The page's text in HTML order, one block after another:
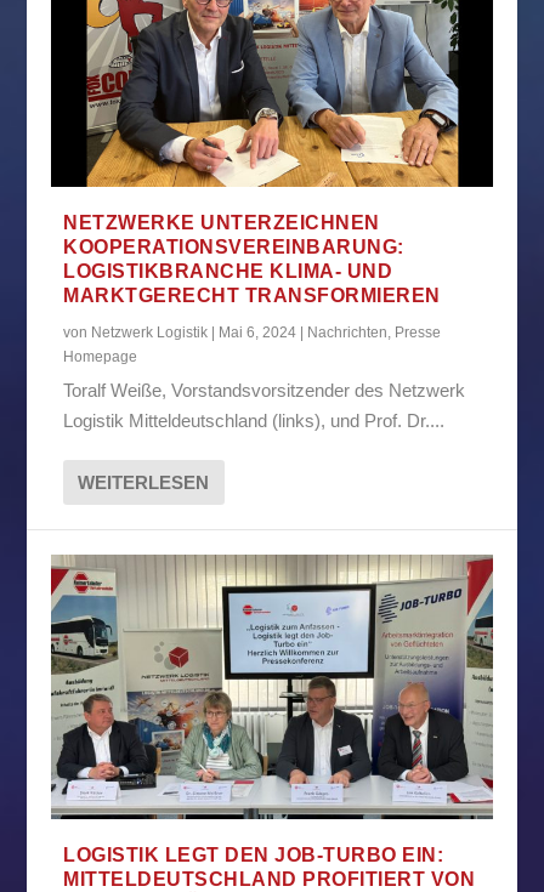
NETZWERKE UNTERZEICHNEN
KOOPERATIONSVEREINBARUNG:
LOGISTIKBRANCHE KLIMA- UND
MARKTGERECHT TRANSFORMIEREN
von Netzwerk Logistik Mai 6, 2024 Nachrichten, Presse
Homepage
Toralf Weiße, Vorstandsvorsitzender des Netzwerk
Logistik Mitteldeutschland (links), und Prof. Dr....
WEITERLESEN
LOGISTIK LEGT DEN JOB-TURBO EIN:
MITTELDEUTSCHLAND PROFITIERT VON